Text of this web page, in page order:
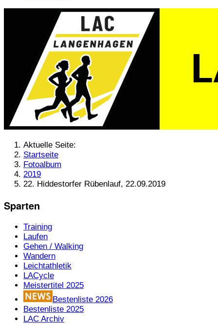
Aktuelle Seite:
Startseite
Fotoalbum
2019
22. Hiddestorfer Rübenlauf, 22.09.2019
Sparten
Training
Laufen
Gehen / Walking
Wandern
Leichtathletik
LACycle
Meistertitel 2025
Bestenliste 2026
Bestenliste 2025
LAC Archiv